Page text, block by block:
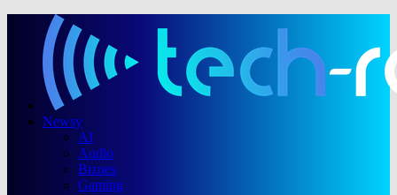
Newsy
AI
Audio
Biznes
Gaming